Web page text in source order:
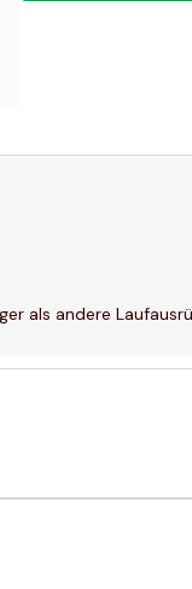
als andere